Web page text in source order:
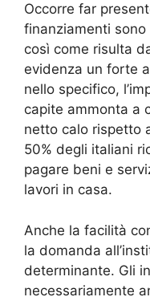
Occorre far
finanziamenti
così come risulta
evidenza un forte
nello specifico,
capite ammonta a
netto calo rispetto
50% degli italiani
pagare beni e
lavori in casa.
Anche la facilità
la domanda
determinante. Gli
necessariamente